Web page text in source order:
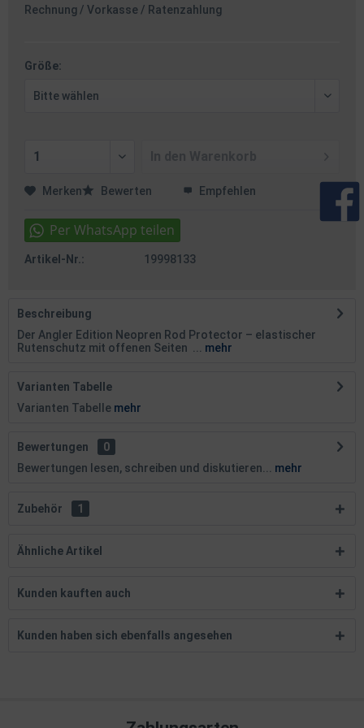
Rechnung / Vorkasse / Ratenzahlung
Größe:
Merken Bewerten Empfehlen
Artikel-Nr.: 19998133
Beschreibung
Der Angler Edition Neopren Rod Protector – elastischer
Rutenschutz mit offenen Seiten ...
mehr
Varianten Tabelle
Varianten Tabelle mehr
Bewertungen
0
Bewertungen lesen, schreiben und diskutieren...
mehr
Zubehör 1
Ähnliche Artikel
Kunden kauften auch
Kunden haben sich ebenfalls angesehen